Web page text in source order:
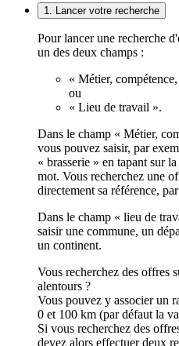
1. Lancer votre recherche
Pour lancer une recherche
un des deux champs :
« Métier,
ou
« Lieu de travail ».
Dans le champ « Métier,
vous pouvez saisir, par
« brasserie » en tapant sur
mot. Vous recherchez une
directement sa référence,
Dans le champ « lieu de
saisir une commune, un
un continent.
Vous recherchez des offres
alentours ?
Vous pouvez y associer un
0 et 100 km (par défaut la
Si vous recherchez des
devez alors effectuer deux